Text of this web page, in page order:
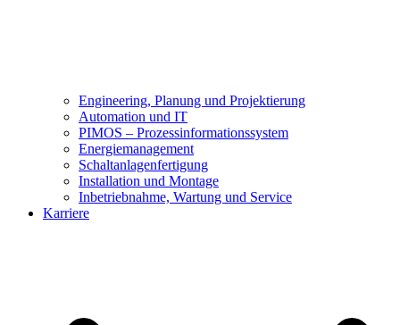
Engineering, Planung und Projektierung
Automation und IT
PIMOS – Prozessinformationssystem
Energiemanagement
Schaltanlagenfertigung
Installation und Montage
Inbetriebnahme, Wartung und Service
Karriere